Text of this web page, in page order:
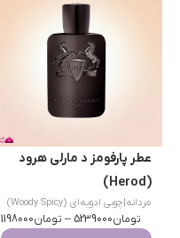
عطر پارفومز د مارلی هرود
(Herod)
مردانه چوبی ادویه‌ای (Woody Spicy)
تومان5239000
– تومان1198000